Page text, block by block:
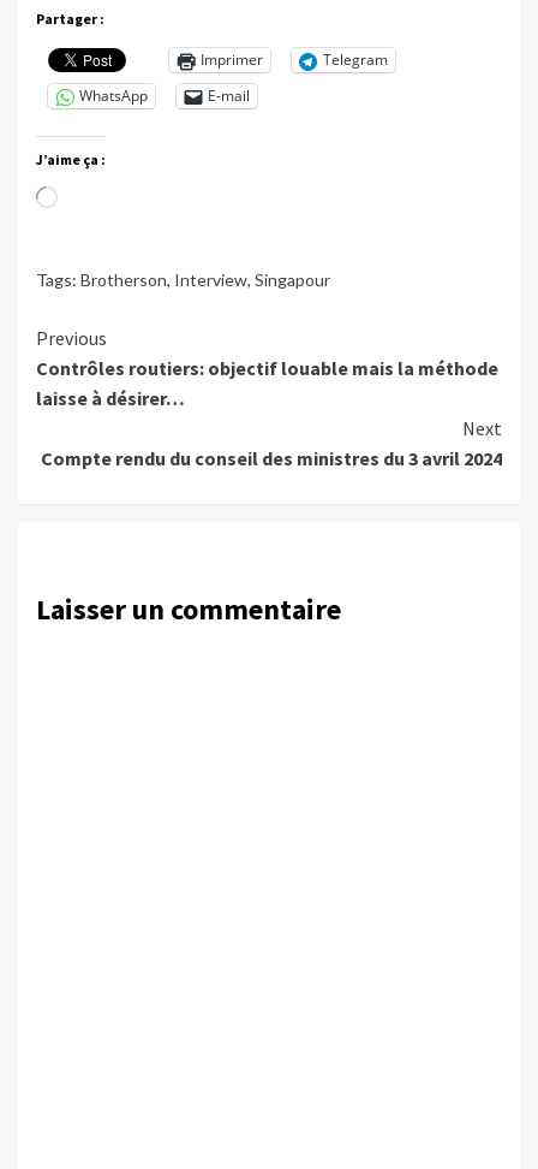
Partager :
Imprimer
Telegram
WhatsApp
E-mail
J’aime ça :
Chargement…
Tags: Brotherson, Interview, Singapour
Continue
Reading
Previous
Contrôles routiers: objectif louable mais la méthode
laisse à désirer…
Next
Compte rendu du conseil des ministres du 3 avril 2024
Laisser un commentaire